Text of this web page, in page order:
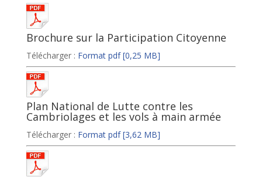
Brochure sur la Participation Citoyenne
Télécharger : Format pdf[0,25 MB]
Plan National de Lutte contre les
Cambriolages et les vols à main armée
Télécharger : Format pdf[3,62 MB]